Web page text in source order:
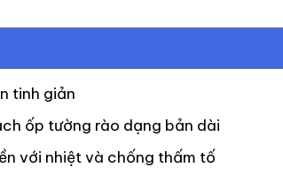
tinh giản
ốp tường rào dạng bản dài
với nhiệt và chống thấm tố